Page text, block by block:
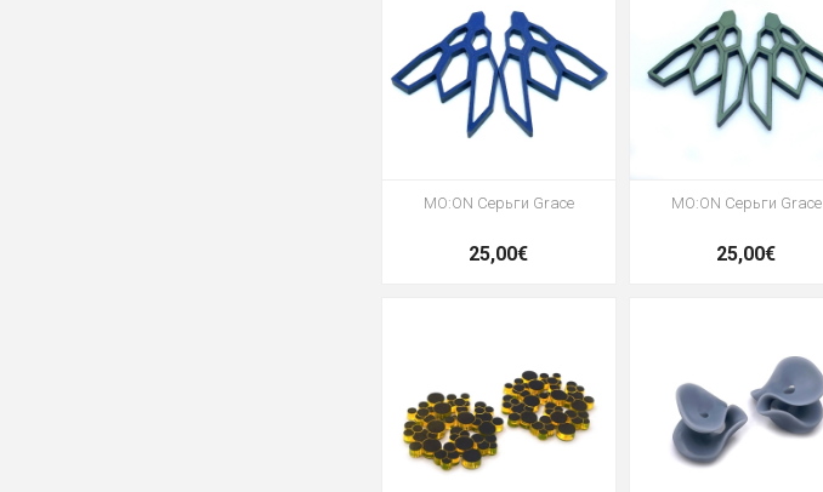
MO:ON Серьги Grace
25,00€
MO:ON Серьги Grace
25,00€